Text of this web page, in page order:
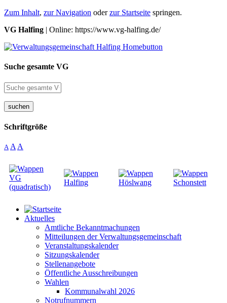
Zum Inhalt, zur Navigation oderzur Startseite springen.
VG Halfing | Online: https://www.vg-halfing.de/
Suche gesamte VG
suchen
Schriftgröße
A A A
Aktuelles
Amtliche Bekanntmachungen
Mitteilungen der Verwaltungsgemeinschaft
Veranstaltungskalender
Sitzungskalender
Stellenangebote
Öffentliche Ausschreibungen
Wahlen
Kommunalwahl 2026
Notrufnummern